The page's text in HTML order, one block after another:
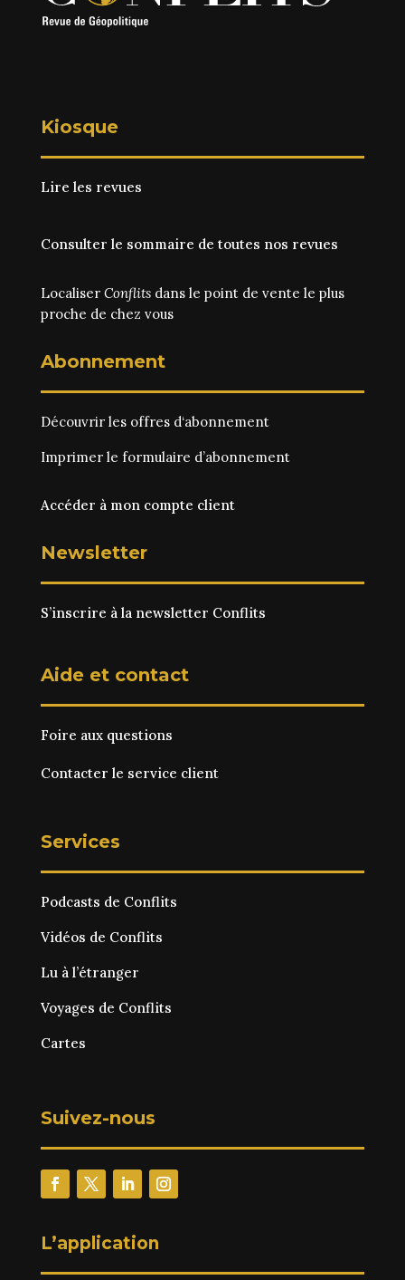
Kiosque
Lire les revues
Consulter le sommaire de toutes nos revues
Localiser Conflitsdans le point de vente le plus
proche de chez vous
Abonnement
Découvrir les offres d‘abonnement
Imprimer le formulaire d’abonnement
Accéder à mon compte client
Newsletter
S’inscrire à la newsletter Conflits
Aide et contact
Foire aux questions
Contacter le service client
Services
Podcasts de Conflits
Vidéos de Conflits
Lu à l’étranger
Voyages de Conflits
Cartes
Suivez-nous
L’application